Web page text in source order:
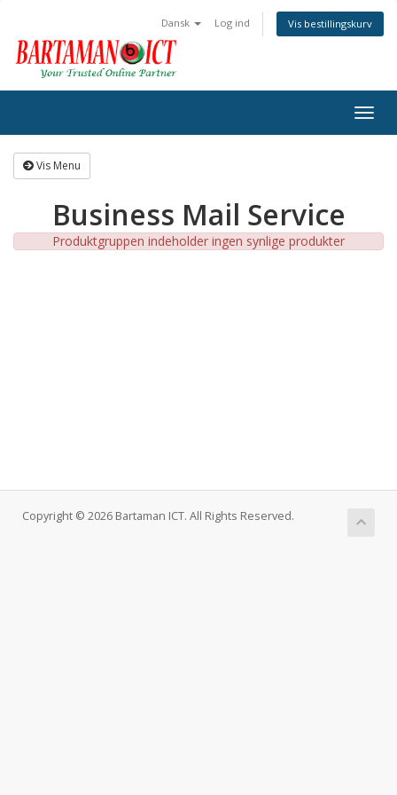
Dansk Log ind Vis bestillingskurv
Vis Menu
Business Mail Service
Produktgruppen indeholder ingen synlige produkter
Copyright © 2026 Bartaman ICT. All Rights Reserved.